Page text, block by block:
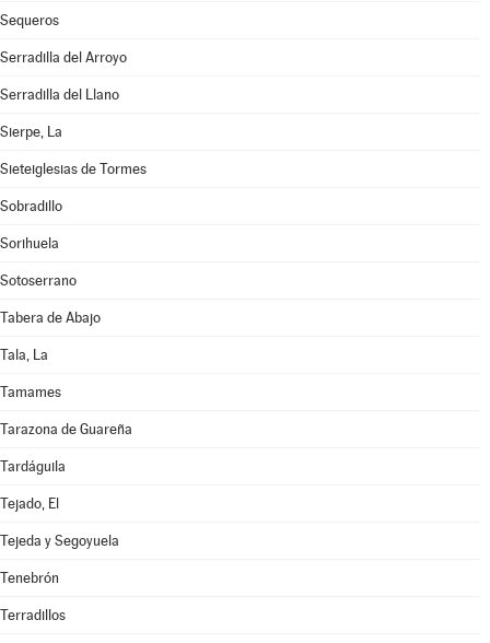
Sequeros
Serradilla del Arroyo
Serradilla del Llano
Sierpe, La
Sieteiglesias de Tormes
Sobradillo
Sorihuela
Sotoserrano
Tabera de Abajo
Tala, La
Tamames
Tarazona de Guareña
Tardáguila
Tejado, El
Tejeda y Segoyuela
Tenebrón
Terradillos